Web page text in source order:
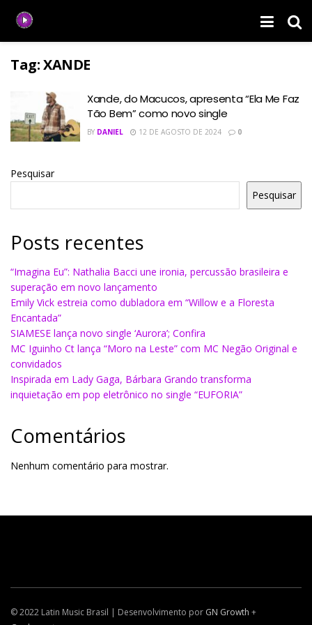
Tag:XANDE
Xande, do Macucos, apresenta “Ela Me Faz
Tão Bem” como novo single
BY DANIEL 12 DE AGOSTO DE 2024 0
Pesquisar
Pesquisar
Posts recentes
“Imagina Eu”: Nathalia Bacci une ironia, percussão brasileira e
superação em novo lançamento
Emily Vick estreia como dubladora em “Willow e a Floresta
Encantada”
SIAMESE lança novo single ‘Aurora’; Confira
MC Iguinho Ct lança “Moro na Leste” com MC Negão Original e
convidados
Inspirada em Lady Gaga, Bárbara Grando transforma
inquietação em pop eletrônico no single “EUFORIA”
Comentários
Nenhum comentário para mostrar.
© 2022 Latin Music Brasil | Desenvolvimento por GN Growth +